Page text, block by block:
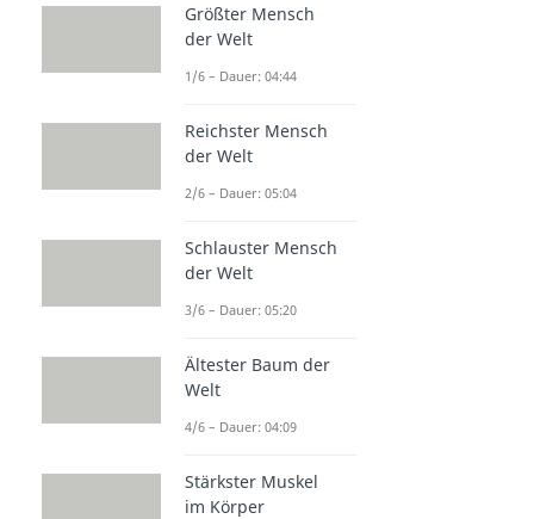
Größter Mensch
der Welt
1/6 – Dauer: 04:44
Reichster Mensch
der Welt
2/6 – Dauer: 05:04
Schlauster Mensch
der Welt
3/6 – Dauer: 05:20
Ältester Baum der
Welt
4/6 – Dauer: 04:09
Stärkster Muskel
im Körper